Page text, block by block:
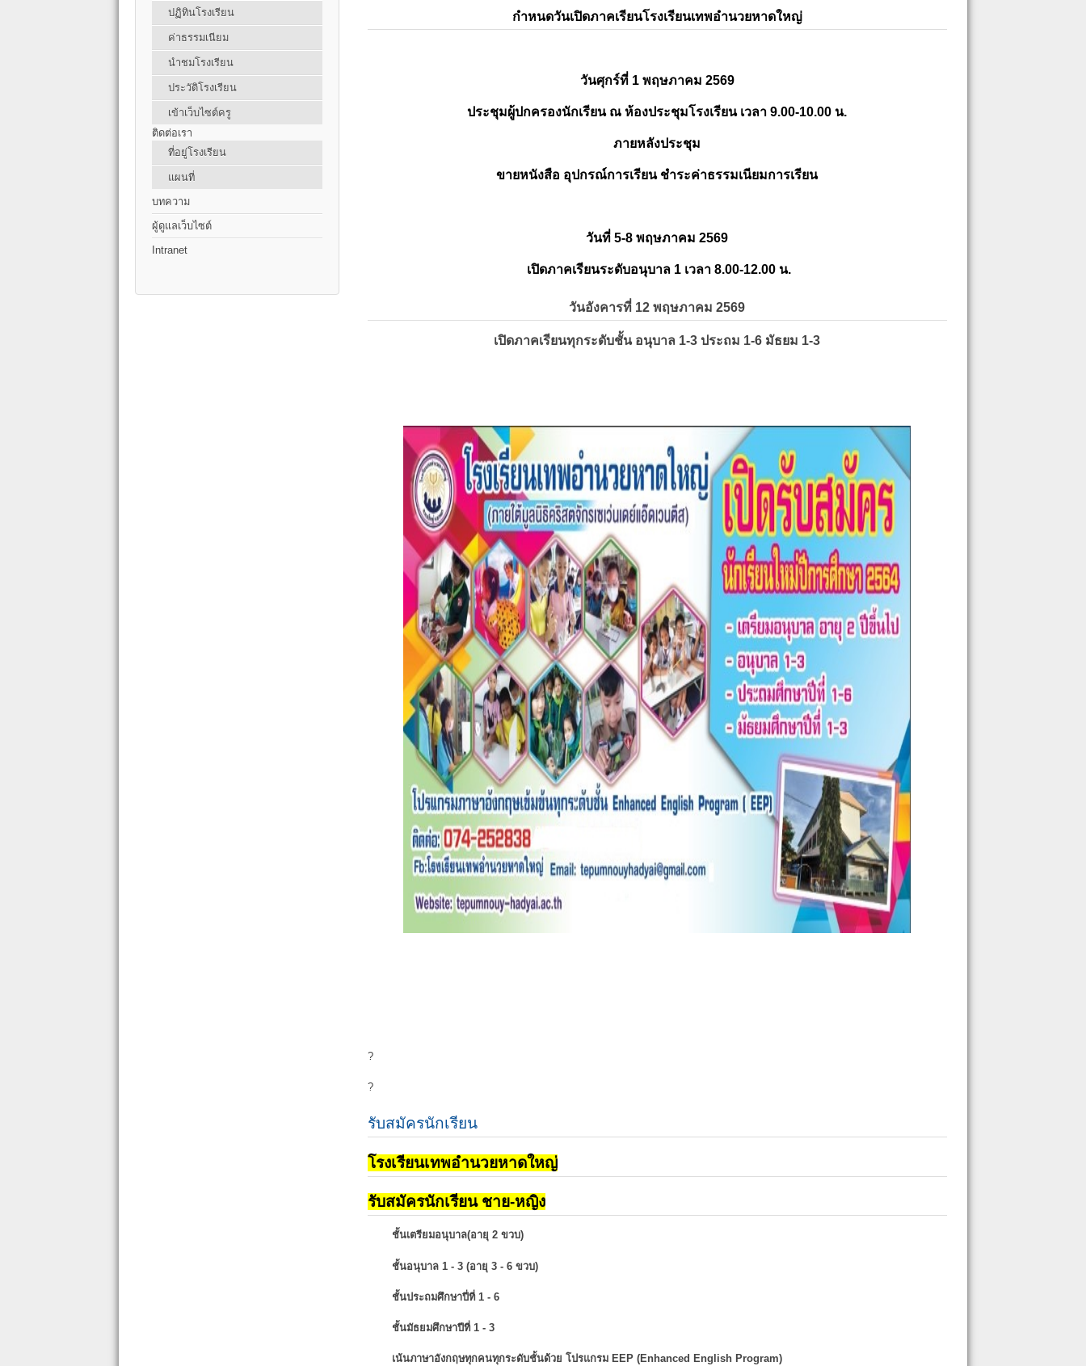
ปฏิทินโรงเรียน
ค่าธรรมเนียม
นำชมโรงเรียน
ประวัติโรงเรียน
เข้าเว็บไซต์ครู
ติดต่อเรา
ที่อยู่โรงเรียน
แผนที่
บทความ
ผู้ดูแลเว็บไซต์
Intranet
กำหนดวันเปิดภาคเรียนโรงเรียนเทพอำนวยหาดใหญ่
วันศุกร์ที่ 1 พฤษภาคม 2569
ประชุมผู้ปกครองนักเรียน ณ ห้องประชุมโรงเรียน เวลา 9.00-10.00 น.
ภายหลังประชุม
ขายหนังสือ อุปกรณ์การเรียน ชำระค่าธรรมเนียมการเรียน
วันที่ 5-8 พฤษภาคม 2569
เปิดภาคเรียนระดับอนุบาล 1 เวลา 8.00-12.00 น.
วันอังคารที่ 12 พฤษภาคม 2569
เปิดภาคเรียนทุกระดับชั้น อนุบาล 1-3 ประถม 1-6 มัธยม 1-3
?
?
รับสมัครนักเรียน
โรงเรียนเทพอำนวยหาดใหญ่
รับสมัครนักเรียน ชาย-หญิง
ชั้นเตรียมอนุบาล(อายุ 2 ขวบ)
ชั้นอนุบาล 1 - 3 (อายุ 3 - 6 ขวบ)
ชั้นประถมศึกษาปี่ที่ 1 - 6
ชั้นมัธยมศึกษาปีที่ 1 - 3
เน้นภาษาอังกฤษทุกคนทุกระดับชั้นด้วย โปรแกรม EEP (Enhanced English Program)